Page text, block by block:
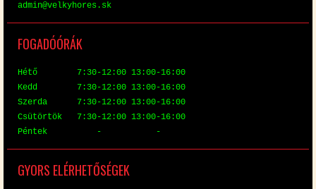
ad­min@​vel​kyho​res.​sk
FO­GA­DÓ­ÓRÁK
Hé­tő 7:30-12:00 13:00-16:00
Kedd 7:30-12:00 13:00-16:00
Szer­da 7:30-12:00 13:00-16:00
Csü­tör­tök 7:30-12:00 13:00-16:00
Pén­tek - -
GYORS EL­ÉR­HE­TŐ­SÉ­GEK